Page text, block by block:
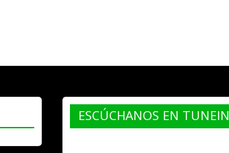
ESCÚCHANOS EN TUNEIN